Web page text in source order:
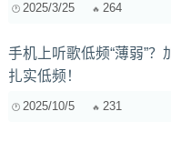
2025/3/25 264
手机上听歌低频“薄弱”？
扎实低频！
2025/10/5 231